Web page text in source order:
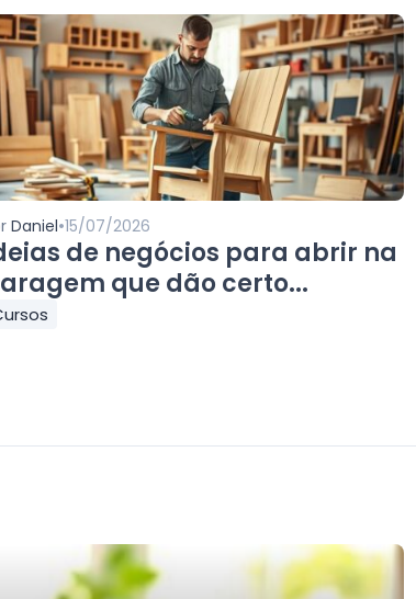
Daniel•15/07/2026
de negócios para abrir na
que dão certo...